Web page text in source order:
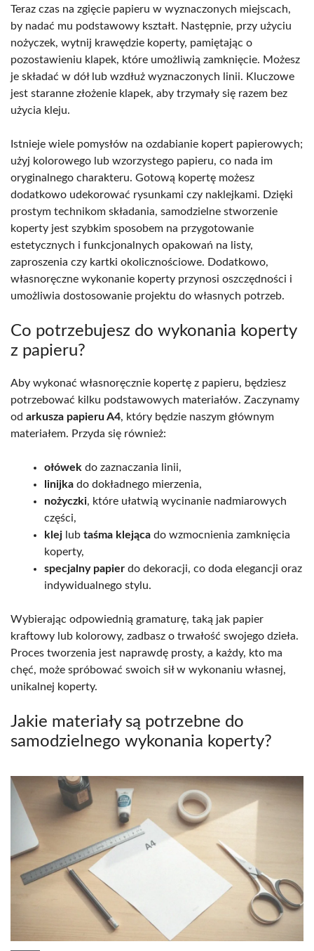
Teraz czas na zgięcie papieru w wyznaczonych miejscach,
by nadać mu podstawowy kształt. Następnie, przy użyciu
nożyczek, wytnij krawędzie koperty, pamiętając o
pozostawieniu klapek, które umożliwią zamknięcie. Możesz
je składać w dół lub wzdłuż wyznaczonych linii. Kluczowe
jest staranne złożenie klapek, aby trzymały się razem bez
użycia kleju.
Istnieje wiele pomysłów na ozdabianie kopert papierowych;
użyj kolorowego lub wzorzystego papieru, co nada im
oryginalnego charakteru. Gotową kopertę możesz
dodatkowo udekorować rysunkami czy naklejkami. Dzięki
prostym technikom składania, samodzielne stworzenie
koperty jest szybkim sposobem na przygotowanie
estetycznych i funkcjonalnych opakowań na listy,
zaproszenia czy kartki okolicznościowe. Dodatkowo,
własnoręczne wykonanie koperty przynosi oszczędności i
umożliwia dostosowanie projektu do własnych potrzeb.
Co potrzebujesz do wykonania koperty
z papieru?
Aby wykonać własnoręcznie kopertę z papieru, będziesz
potrzebować kilku podstawowych materiałów. Zaczynamy
od arkusza papieru A4, który będzie naszym głównym
materiałem. Przyda się również:
ołówek do zaznaczania linii,
linijka do dokładnego mierzenia,
nożyczki, które ułatwią wycinanie nadmiarowych
części,
klej lub taśma klejąca do wzmocnienia zamknięcia
koperty,
specjalny papier do dekoracji, co doda elegancji oraz
indywidualnego stylu.
Wybierając odpowiednią gramaturę, taką jak papier
kraftowy lub kolorowy, zadbasz o trwałość swojego dzieła.
Proces tworzenia jest naprawdę prosty, a każdy, kto ma
chęć, może spróbować swoich sił w wykonaniu własnej,
unikalnej koperty.
Jakie materiały są potrzebne do
samodzielnego wykonania koperty?